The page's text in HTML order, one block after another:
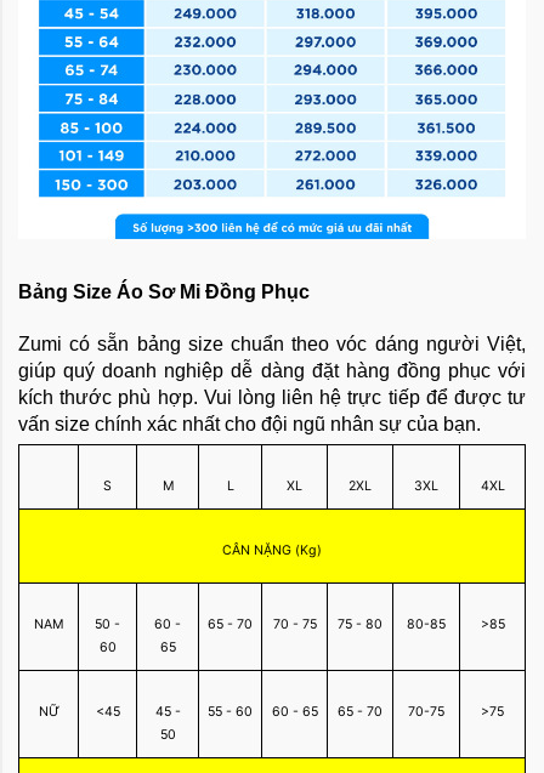
Bảng Size Áo Sơ Mi Đồng Phục
Zumi có sẵn bảng size chuẩn theo vóc dáng người Việt,
giúp quý doanh nghiệp dễ dàng đặt hàng đồng phục với
kích thước phù hợp. Vui lòng liên hệ trực tiếp để được tư
vấn size chính xác nhất cho đội ngũ nhân sự của bạn.
S M L XL 2XL 3XL 4XL
CÂN NẶNG (Kg)
NAM
50 -
60
60 -
65
65 - 70 70 - 75 75 - 80 80-85 >85
NỮ <45
45 -
50
55 - 60 60 - 65 65 - 70 70-75 >75